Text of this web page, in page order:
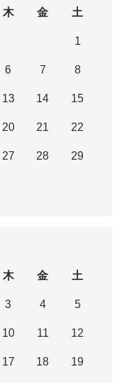
木 金 土
1
6 7 8
13 14 15
20 21 22
27 28 29
木 金 土
3 4 5
10 11 12
17 18 19